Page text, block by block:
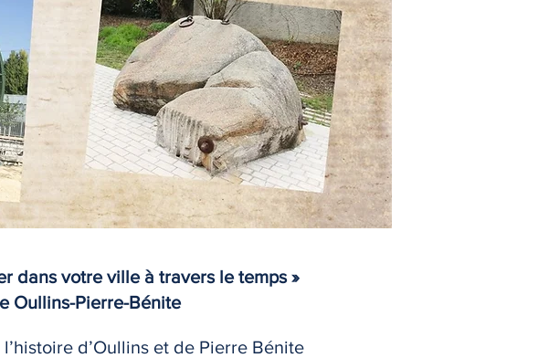
dans votre ville à travers le temps »
Oullins-Pierre-Bénite
d’Oullins et de Pierre Bénite